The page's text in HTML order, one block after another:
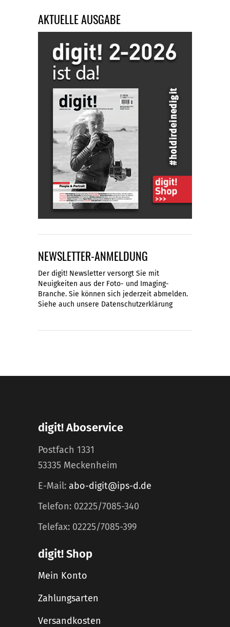
AKTUELLE AUSGABE
NEWSLETTER-ANMELDUNG
Der digit! Newsletter versorgt Sie mit
Neuigkeiten aus der Foto- und Imaging-
Branche. Sie können sich jederzeit abmelden.
Siehe auch unsere Datenschutzerklärung
digit! Aboservice
Postfach 1331
53335 Meckenheim
E-Mail: abo-digit@ips-d.de
Telefon: 02225/7085-340
Telefax: 02225/7085-399
digit! Shop
Mein Konto
Zahlungsarten
Versandkosten